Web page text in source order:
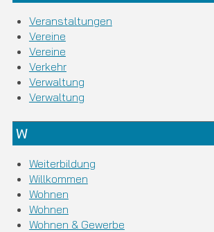
Veranstaltungen
Vereine
Vereine
Verkehr
Verwaltung
Verwaltung
W
Weiterbildung
Willkommen
Wohnen
Wohnen
Wohnen & Gewerbe